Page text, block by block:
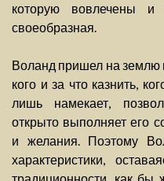
которую вовлечены и
своеобразная.
Воланд пришел на землю
кого и за что казнить,
лишь намекает,
открыто выполняет его
и желания. Поэтому
характеристики,